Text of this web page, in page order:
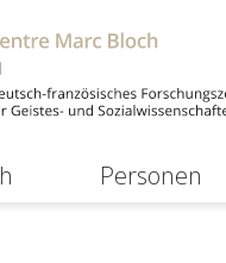
Personen